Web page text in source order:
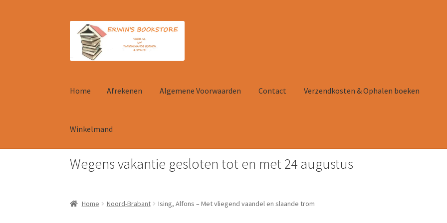
door
naar
navigatie
naar
inhoud
Home Afrekenen Algemene Voorwaarden Contact Verzendkosten & Ophalen boeken
Winkelmand
HomeAfrekenenAlgemene Voorwaarden Contact Verzendkosten & Ophalen boeken
Wegens vakantie gesloten tot en met 24 augustus
Home Noord-Brabant Ising, Alfons – Met vliegend vaandel en slaande trom